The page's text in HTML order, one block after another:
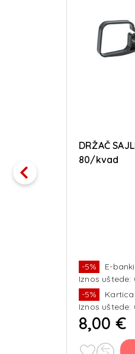
DRŽAČ
80/kvad
-5%
E-
Iznos uštede:
-5%
Iznos uštede:
8,00 €